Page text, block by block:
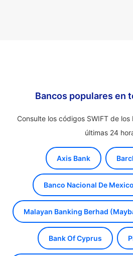
Bancos populares en
Consulte los códigos SWIFT de
últimas 24
Axis Bank
Banco Nacional De
Malayan Banking Berhad
Bank Of Cyprus